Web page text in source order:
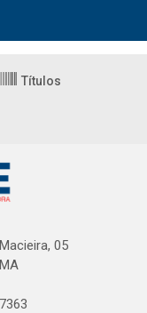
Títulos
05